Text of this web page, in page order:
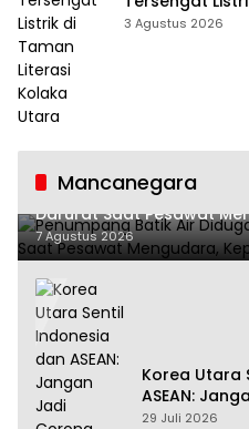
Utara
3 Agustus 2026
Mancanegara
Penumpang Batik Air
Darurat Saat Pesawat
di Dalam Kabin
7 Agustus 2026
Korea Utara
ASEAN:
Amerika
29 Juli 2026